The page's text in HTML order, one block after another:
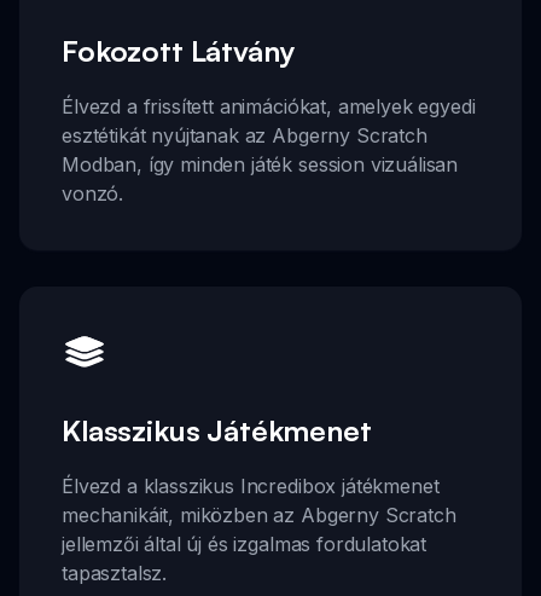
Fokozott Látvány
Élvezd a frissített animációkat, amelyek egyedi
esztétikát nyújtanak az Abgerny Scratch
Modban, így minden játék session vizuálisan
vonzó.
Klasszikus Játékmenet
Élvezd a klasszikus Incredibox játékmenet
mechanikáit, miközben az Abgerny Scratch
jellemzői által új és izgalmas fordulatokat
tapasztalsz.